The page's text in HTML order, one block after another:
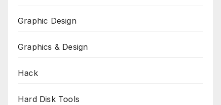
Graphic Design
Graphics & Design
Hack
Hard Disk Tools